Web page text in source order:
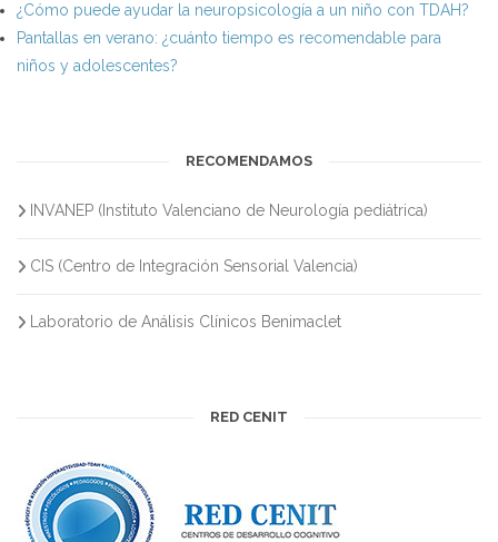
¿Cómo puede ayudar la neuropsicología a un niño con TDAH?
Pantallas en verano: ¿cuánto tiempo es recomendable para
niños y adolescentes?
RECOMENDAMOS
INVANEP (Instituto Valenciano de Neurología pediátrica)
CIS (Centro de Integración Sensorial Valencia)
Laboratorio de Análisis Clínicos Benimaclet
RED CENIT